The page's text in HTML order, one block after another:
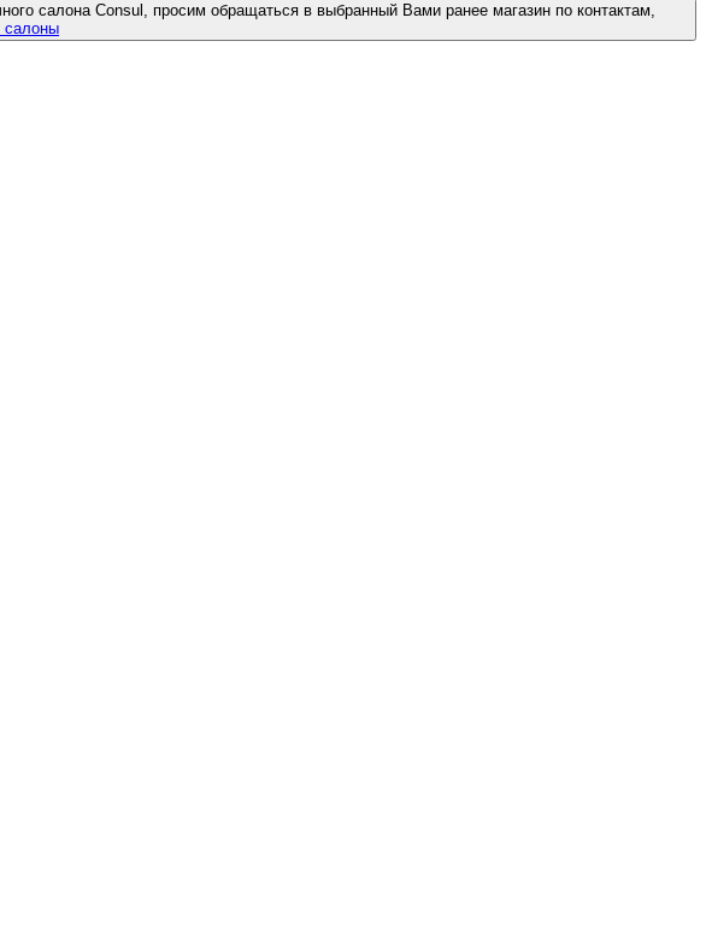
салона Consul, просим обращаться в выбранный Вами ранее магазин по контактам,